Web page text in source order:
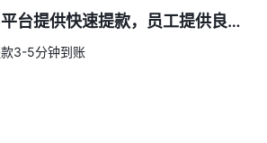
台提供快速提款，员工提供良好
3-5分钟到账